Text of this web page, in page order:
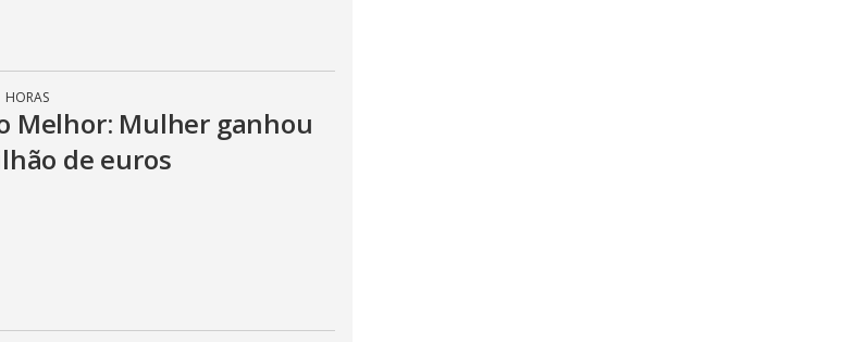
HORAS
Melhor: Mulher ganhou
de euros